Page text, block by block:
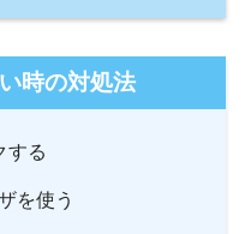
時の対処法
する
を使う